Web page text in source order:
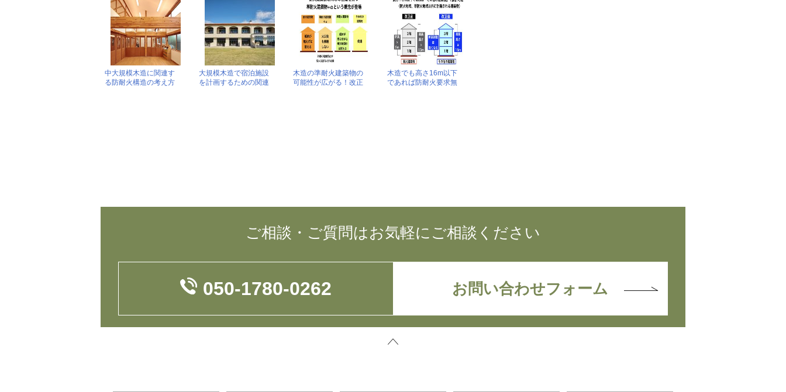
中大規模木造に関連す
る防耐火構造の考え方
大規模木造で宿泊施設
を計画するための関連
木造の準耐火建築物の
可能性が広がる！改正
木造でも高さ16m以下
であれば防耐火要求無
ご相談・ご質問はお気軽にご相談ください
050-1780-0262 お問い合わせフォーム